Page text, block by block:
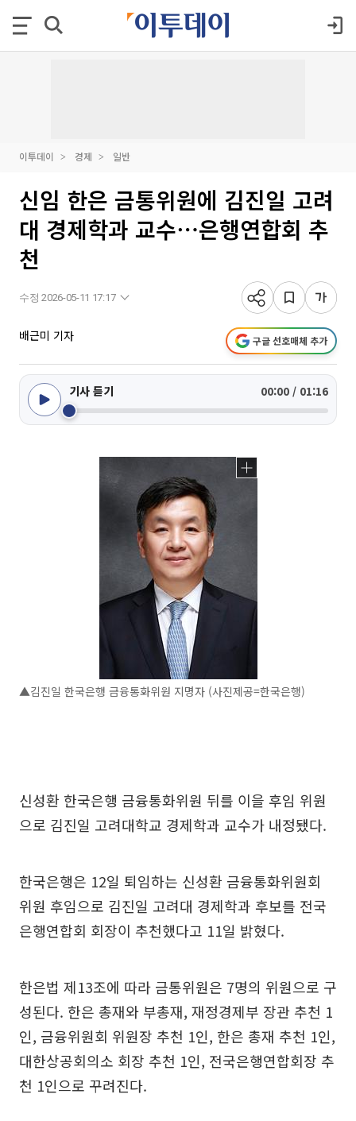
이투데이 경제 일반
신임 한은 금통위원에 김진일 고려
대 경제학과 교수⋯은행연합회 추
천
수정 2026-05-11 17:17
배근미 기자 구글 선호매체 추가
기사 듣기 00:00 / 01:16
▲김진일 한국은행 금융통화위원 지명자 (사진제공=한국은행)
신성환 한국은행 금융통화위원 뒤를 이을 후임 위원
으로 김진일 고려대학교 경제학과 교수가 내정됐다.
한국은행은 12일 퇴임하는 신성환 금융통화위원회
위원 후임으로 김진일 고려대 경제학과 후보를 전국
은행연합회 회장이 추천했다고 11일 밝혔다.
한은법 제13조에 따라 금통위원은 7명의 위원으로 구
성된다. 한은 총재와 부총재, 재정경제부 장관 추천 1
인, 금융위원회 위원장 추천 1인, 한은 총재 추천 1인,
대한상공회의소 회장 추천 1인, 전국은행연합회장 추
천 1인으로 꾸려진다.